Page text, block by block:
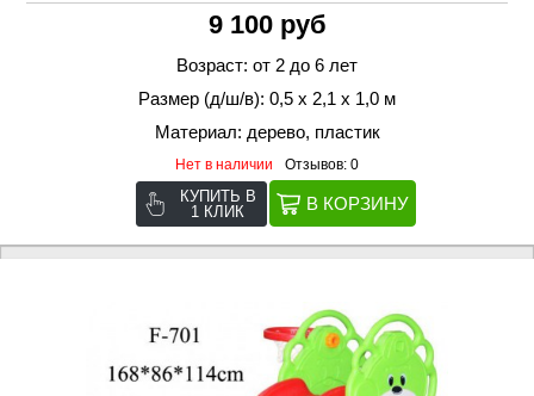
9 100 руб
Возраст: от 2 до 6 лет
Размер (д/ш/в): 0,5 х 2,1 х 1,0 м
Материал: дерево, пластик
Нет в наличии Отзывов: 0
КУПИТЬ В
1 КЛИК